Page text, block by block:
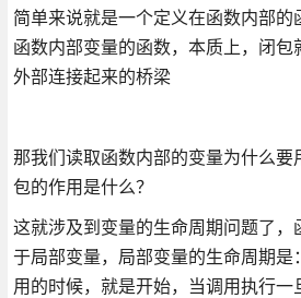
简单来说就是一个定义在函数内部
函数内部变量的函数，本质上，闭包
外部连接起来的桥梁
那我们读取函数内部的变量为什么要
包的作用是什么？
这就涉及到变量的生命周期问题了，
于局部变量，局部变量的生命周期是
用的时候，就是开始，当调用执行